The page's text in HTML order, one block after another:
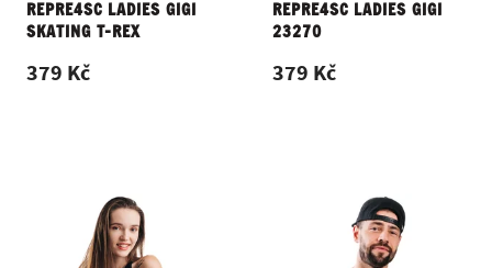
REPRE4SC LADIES GIGI
SKATING T-REX
379 Kč
REPRE4SC LADIES GIGI
23270
379 Kč